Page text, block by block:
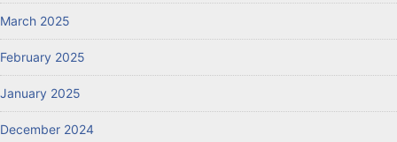
March 2025
February 2025
January 2025
December 2024